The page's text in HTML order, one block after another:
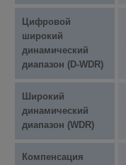
Цифровой
широкий
динамический
диапазон (D-WDR)
Широкий
динамический
диапазон (WDR)
Компенсация